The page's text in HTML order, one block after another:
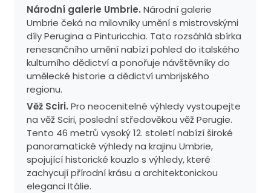
Národní galerie Umbrie. Národní galerie
Umbrie čeká na milovníky umění s mistrovskými
díly Perugina a Pinturicchia. Tato rozsáhlá sbírka
renesančního umění nabízí pohled do italského
kulturního dědictví a ponořuje návštěvníky do
umělecké historie a dědictví umbrijského
regionu.
Věž Sciri. Pro neocenitelné výhledy vystoupejte
na věž Sciri, poslední středověkou věž Perugie.
Tento 46 metrů vysoký 12. století nabízí široké
panoramatické výhledy na krajinu Umbrie,
spojující historické kouzlo s výhledy, které
zachycují přírodní krásu a architektonickou
eleganci Itálie.